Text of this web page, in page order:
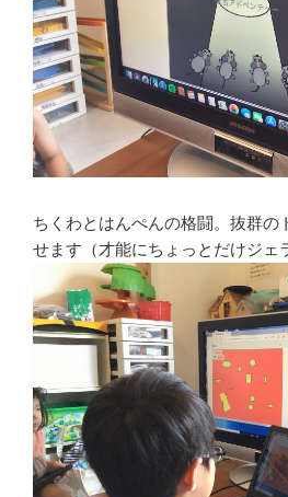
ちくわとはんぺんの格闘。抜群の
せます（才能にちょっとだけジェ